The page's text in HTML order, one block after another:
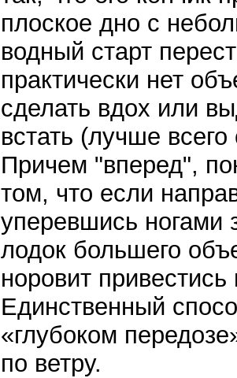
плоское дно с
водный старт
практически нет
сделать вдох или
встать (лучше
Причем "вперед",
том, что если
уперевшись ногами
лодок большего
норовит
Единственный
«глубоком
по ветру.